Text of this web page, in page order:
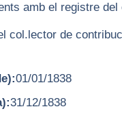
amb el registre
col.lector de
01/01/1838
31/12/1838